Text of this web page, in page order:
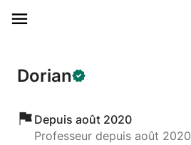
Dorian
Depuis août 2020
Professeur depuis août 2020